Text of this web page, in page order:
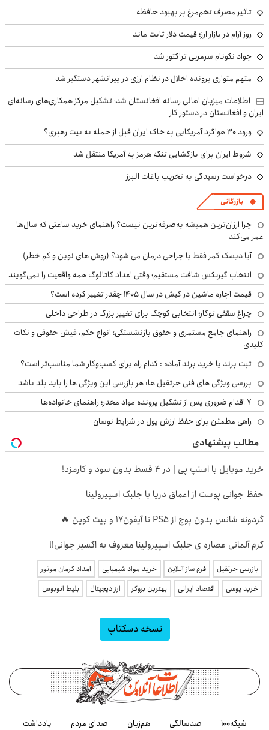
تاثیر مصرف تخم‌مرغ بر بهبود حافظه
روز آرام در بازار ارز؛ قیمت دلار ثابت ماند
جواد نکونام سرمربی تراکتور شد
متهم متواری پرونده اخلال در نظام ارزی در پیرانشهر دستگیر شد
اطلاعات میزبان اهالی رسانه افغانستان شد؛ تشکیل مرکز همکاری‌های رسانه‌ای
ایران و افغانستان در دستور کار
ورود ۳۰ هواگرد آمریکایی به خاک ایران قبل از حمله به بیت رهبری؟
شروط ایران برای بازگشایی تنگه هرمز به آمریکا منتقل شد
درخواست رسیدگی به تخریب باغات البرز
بازرگانی
چرا ارزان‌ترین همیشه به‌صرفه‌ترین نیست؟ راهنمای خرید ساعتی که سال‌ها
عمر می‌کند
آیا دیسک کمر فقط با جراحی درمان می شود؟ (روش های نوین و کم خطر)
انتخاب گیربکس شافت مستقیم؛ وقتی اعداد کاتالوگ همه واقعیت را نمی‌گویند
قیمت اجاره ماشین در کیش در سال ۱۴۰۵ چقدر تغییر کرده است؟
چراغ سقفی توکار؛ انتخابی کوچک برای تغییر بزرگ در طراحی داخلی
راهنمای جامع مستمری و حقوق بازنشستگی؛ انواع حکم، فیش حقوقی و نکات
کلیدی
ثبت برند یا خرید برند آماده : کدام راه برای کسب‌وکار شما مناسب‌تر است؟
بررسی ویژگی های فنی جرثقیل ها: هر بازرسی این ویژگی ها را باید بلد باشد
۷ اقدام ضروری پس از تشکیل پرونده مواد مخدر؛ راهنمای خانواده‌ها
راهی مطمئن برای حفظ ارزش پول در شرایط نوسان
مطالب پیشنهادی
خرید موبایل با اسنپ پی | در ۴ قسط بدون سود و کارمزد!
حفظ جوانی پوست از اعماق دریا با جلبک اسپیرولینا
گردونه شانس بدون پوچ از PS5 تا آیفون17 و بیت کوین 🔥
کرم آلمانی عصاره ی جلبک اسپیرولینا معروف به اکسیر جوانی!!
بازرسی جرثقیل فرم ساز آنلاین خرید مواد شیمیایی
امداد کرمان موتور
خرید یوسی
اقتصاد ایرانی بهترین بروکر ارز دیجیتال بلیط اتوبوس
نسخه دسکتاپ
شبکه۱۰۰ صدسالگی هم‌زبان صدای مردم یادداشت